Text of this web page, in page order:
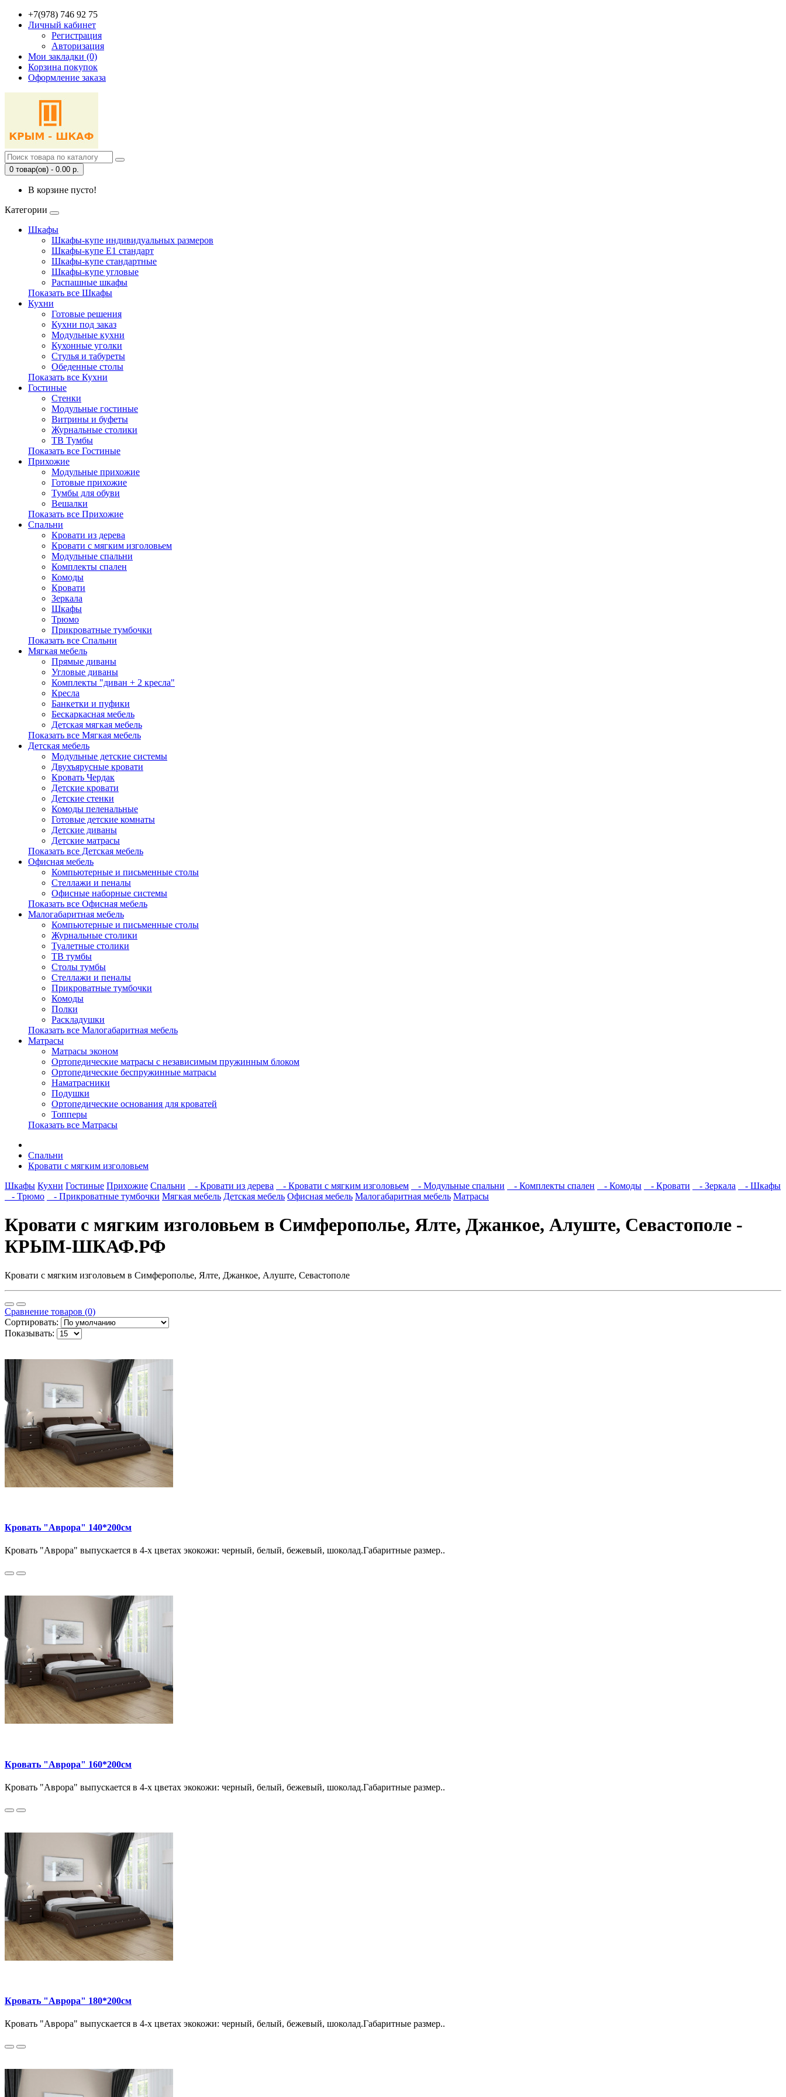
+7(978) 746 92 75
Личный кабинет
Регистрация
Авторизация
Мои закладки (0)
Корзина покупок
Оформление заказа
0 товар(ов) - 0.00 р.
В корзине пусто!
Категории
Шкафы
Шкафы-купе индивидуальных размеров
Шкафы-купе Е1 стандарт
Шкафы-купе стандартные
Шкафы-купе угловые
Распашные шкафы
Показать все Шкафы
Кухни
Готовые решения
Кухни под заказ
Модульные кухни
Кухонные уголки
Стулья и табуреты
Обеденные столы
Показать все Кухни
Гостиные
Стенки
Модульные гостиные
Витрины и буфеты
Журнальные столики
ТВ Тумбы
Показать все Гостиные
Прихожие
Модульные прихожие
Готовые прихожие
Тумбы для обуви
Вешалки
Показать все Прихожие
Спальни
Кровати из дерева
Кровати с мягким изголовьем
Модульные спальни
Комплекты спален
Комоды
Кровати
Зеркала
Шкафы
Трюмо
Прикроватные тумбочки
Показать все Спальни
Мягкая мебель
Прямые диваны
Угловые диваны
Комплекты "диван + 2 кресла"
Кресла
Банкетки и пуфики
Бескаркасная мебель
Детская мягкая мебель
Показать все Мягкая мебель
Детская мебель
Модульные детские системы
Двухъярусные кровати
Кровать Чердак
Детские кровати
Детские стенки
Комоды пеленальные
Готовые детские комнаты
Детские диваны
Детские матрасы
Показать все Детская мебель
Офисная мебель
Компьютерные и письменные столы
Стеллажи и пеналы
Офисные наборные системы
Показать все Офисная мебель
Малогабаритная мебель
Компьютерные и письменные столы
Журнальные столики
Туалетные столики
ТВ тумбы
Столы тумбы
Стеллажи и пеналы
Прикроватные тумбочки
Комоды
Полки
Раскладушки
Показать все Малогабаритная мебель
Матрасы
Матрасы эконом
Ортопедические матрасы с независимым пружинным блоком
Ортопедические беспружинные матрасы
Наматрасники
Подушки
Ортопедические основания для кроватей
Топперы
Показать все Матрасы
Спальни
Кровати с мягким изголовьем
Шкафы Кухни Гостиные Прихожие Спальни - Кровати из дерева - Кровати с мягким изголовьем - Модульные спальни - Комплекты спален - Комоды - Кровати - Зеркала
- Шкафы
- Трюмо
- Прикроватные тумбочки Мягкая мебель Детская мебель Офисная мебель Малогабаритная мебель Матрасы
Кровати с мягким изголовьем в Симферополье, Ялте, Джанкое, Алуште, Севастополе -
КРЫМ-ШКАФ.РФ
Кровати с мягким изголовьем в Симферополье, Ялте, Джанкое, Алуште, Севастополе
Сравнение товаров (0)
Сортировать:
Показывать:
Кровать "Аврора" 140*200см
Кровать "Аврора" выпускается в 4-х цветах экокожи: черный, белый, бежевый, шоколад.Габаритные размер..
Кровать "Аврора" 160*200см
Кровать "Аврора" выпускается в 4-х цветах экокожи: черный, белый, бежевый, шоколад.Габаритные размер..
Кровать "Аврора" 180*200см
Кровать "Аврора" выпускается в 4-х цветах экокожи: черный, белый, бежевый, шоколад.Габаритные размер..